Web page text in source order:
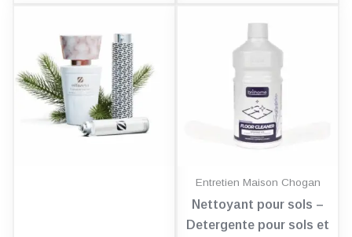
Entretien Maison Chogan
Nettoyant pour sols –
Detergente pour sols et